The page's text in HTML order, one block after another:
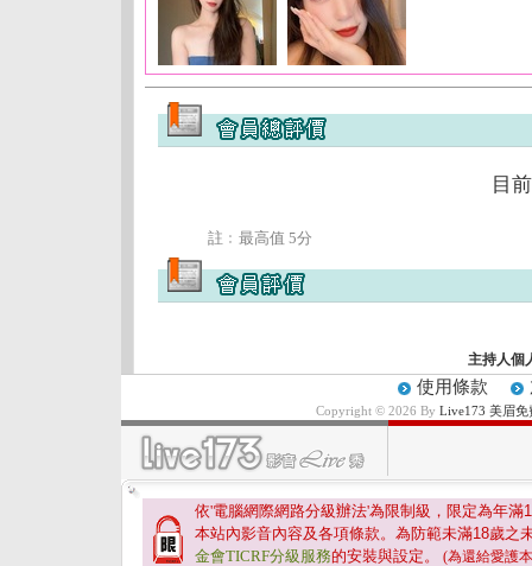
目
註﹕最高值 5分
主持人個
使用條款
Copyright © 2026 By Live173 美眉
依'電腦網際網路分級辦法'為限制級，限定為年滿
本站內影音內容及各項條款。為防範未滿18歲之
金會TICRF分級服務的安裝與設定。 (為還給愛護